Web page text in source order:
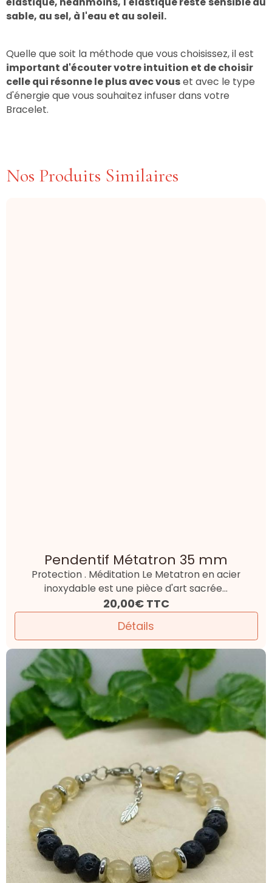
sable, au sel, à l'eau et au soleil.
Quelle que soit la méthode que vous choisissez, il est
important d'écouter votre intuition et de choisir
celle qui résonne le plus avec vouset avec le type
d'énergie que vous souhaitez infuser dans votre
Bracelet.
Nos Produits Similaires
Pendentif Métatron 35 mm
Protection . Méditation Le Metatron en acier
inoxydable est une pièce d'art sacrée...
20,00€ TTC
Détails